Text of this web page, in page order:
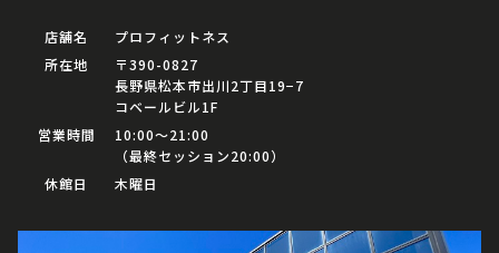
店舗名
プロフィットネス
所在地
〒390-0827
長野県松本市出川2丁目19−7
コベールビル1F
営業時間
10:00〜21:00
（最終セッション20:00）
休館日
木曜日